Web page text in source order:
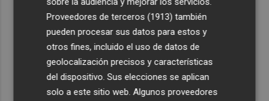
Plaza Podcast en tu correo
Quiero suscribirme
Proveedores de terceros (1913) también
pueden procesar sus datos para estos y
otros fines, incluido el uso de datos de
geolocalización precisos y características
del dispositivo. Sus elecciones se aplican
solo a este sitio web. Algunos proveedores